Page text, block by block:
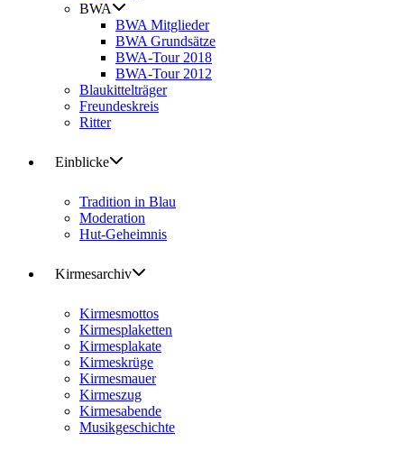
BWA
BWA Mitglieder
BWA Grundsätze
BWA-Tour 2018
BWA-Tour 2012
Blaukittelträger
Freundeskreis
Ritter
Einblicke
Tradition in Blau
Moderation
Hut-Geheimnis
Kirmesarchiv
Kirmesmottos
Kirmesplaketten
Kirmesplakate
Kirmeskrüge
Kirmesmauer
Kirmeszug
Kirmesabende
Musikgeschichte